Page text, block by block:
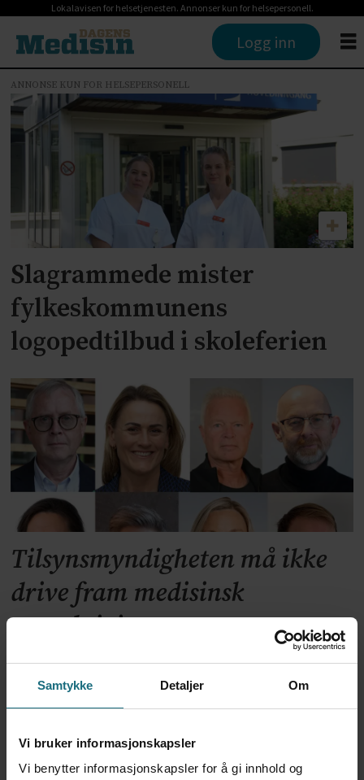
Samtykke Detaljer Om
Vi bruker informasjonskapsler
Vi benytter informasjonskapsler for å gi innhold og
Lokalavisen for helsetjenesten. Annonser kun for helsepersonell.
Logg inn
Tag:
fylkeskommunenes
ansvar
ANNONSE KUN FOR HELSEPERSONELL
Slagrammede mister
fylkeskommunens
logopedtilbud i skoleferien
Tilsynsmyndigheten må ikke
drive fram medisinsk
overaktivitet